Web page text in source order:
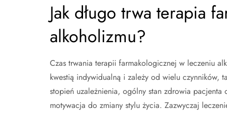
Jak długo trwa terapia
alkoholizmu?
Czas trwania terapii farmakologicznej w leczeniu
kwestią indywidualną i zależy od wielu czynników,
stopień uzależnienia, ogólny stan zdrowia pacjenta
motywacja do zmiany stylu życia. Zazwyczaj